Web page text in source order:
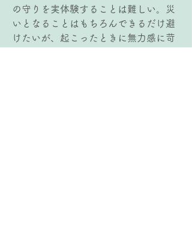
の守りを実体験することは難しい。災
いとなることはもちろんできるだけ避
けたいが、起こったときに無力感に苛